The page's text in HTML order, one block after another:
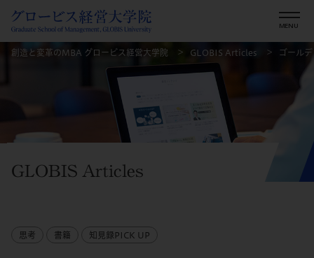
創造と変革のMBA グロービス経営大学院 GLOBIS Articles ゴール
GLOBIS Articles
思考 書籍 知見録PICK UP